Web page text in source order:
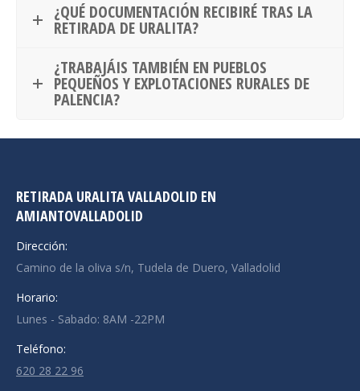
¿QUÉ DOCUMENTACIÓN RECIBIRÉ TRAS LA
RETIRADA DE URALITA?
¿TRABAJÁIS TAMBIÉN EN PUEBLOS
PEQUEÑOS Y EXPLOTACIONES RURALES DE
PALENCIA?
RETIRADA URALITA VALLADOLID EN
AMIANTOVALLADOLID
Dirección:
Camino de la oliva s/n, Tudela de Duero, Valladolid
Horario:
Lunes - Sabado: 8AM -22PM
Teléfono:
620 28 22 96